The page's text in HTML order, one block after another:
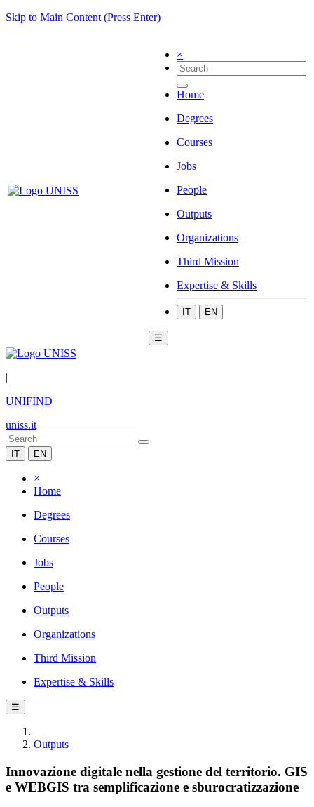
Skip to Main Content (Press Enter)
×
Home
Degrees
Courses
Jobs
People
Outputs
Organizations
Third Mission
Expertise & Skills
IT EN
☰
|
UNIFIND
uniss.it
IT EN
×
Home
Degrees
Courses
Jobs
People
Outputs
Organizations
Third Mission
Expertise & Skills
☰
Outputs
Innovazione digitale nella gestione del territorio. GIS
e WEBGIS tra semplificazione e sburocratizzazione